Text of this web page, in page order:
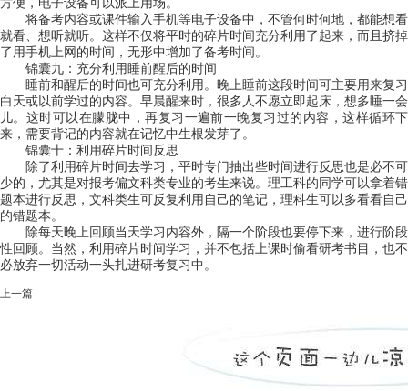
方便，电子设备可以派上用场。
将备考内容或课件输入手机等电子设备中，不管何时何地，都能想看
就看、想听就听。这样不仅将平时的碎片时间充分利用了起来，而且挤掉
了用手机上网的时间，无形中增加了备考时间。
锦囊九：充分利用睡前醒后的时间
睡前和醒后的时间也可充分利用。晚上睡前这段时间可主要用来复习
白天或以前学过的内容。早晨醒来时，很多人不愿立即起床，想多睡一会
儿。这时可以在朦胧中，再复习一遍前一晚复习过的内容，这样循环下
来，需要背记的内容就在记忆中生根发芽了。
锦囊十：利用碎片时间反思
除了利用碎片时间去学习，平时专门抽出些时间进行反思也是必不可
少的，尤其是对报考偏文科类专业的考生来说。理工科的同学可以拿着错
题本进行反思，文科类生可反复利用自己的笔记，理科生可以多看看自己
的错题本。
除每天晚上回顾当天学习内容外，隔一个阶段也要停下来，进行阶段
性回顾。当然，利用碎片时间学习，并不包括上课时偷看研考书目，也不
必放弃一切活动一头扎进研考复习中。
上一篇